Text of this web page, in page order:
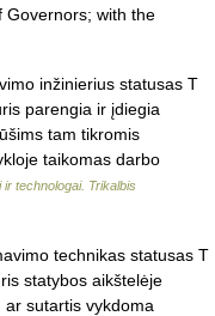
Governors; with the
inžinierius statusas T
parengia ir įdiegia
tam tikromis
taikomas darbo
ir technologai. Trikalbis
technikas statusas T
statybos aikštelėje
sutartis vykdoma